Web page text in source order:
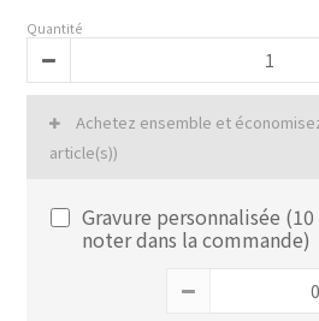
Quantité
Achetez ensemble et
article(s))
Gravure personnalisée
noter dans la commande)